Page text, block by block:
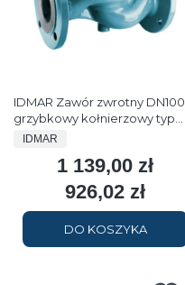
IDMAR Zawór zwrotny DN100
grzybkowy kołnierzowy typ
FAF 2250 1.6MPa
PRODUCENT
IDMAR
Cena
1 139,00 zł
Cena
926,02 zł
DO KOSZYKA